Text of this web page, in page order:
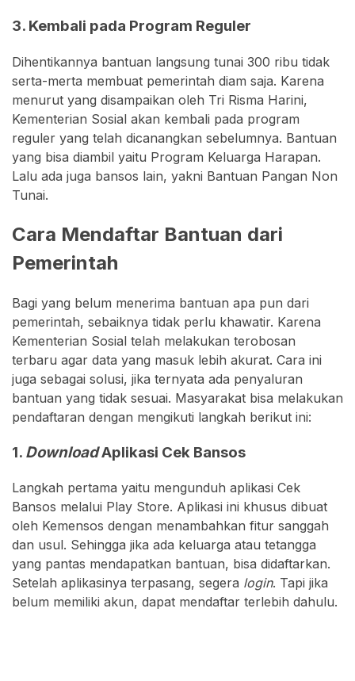
3. Kembali pada Program Reguler
Dihentikannya bantuan langsung tunai 300 ribu tidak
serta-merta membuat pemerintah diam saja. Karena
menurut yang disampaikan oleh Tri Risma Harini,
Kementerian Sosial akan kembali pada program
reguler yang telah dicanangkan sebelumnya. Bantuan
yang bisa diambil yaitu Program Keluarga Harapan.
Lalu ada juga bansos lain, yakni Bantuan Pangan Non
Tunai.
Cara Mendaftar Bantuan dari
Pemerintah
Bagi yang belum menerima bantuan apa pun dari
pemerintah, sebaiknya tidak perlu khawatir. Karena
Kementerian Sosial telah melakukan terobosan
terbaru agar data yang masuk lebih akurat. Cara ini
juga sebagai solusi, jika ternyata ada penyaluran
bantuan yang tidak sesuai. Masyarakat bisa melakukan
pendaftaran dengan mengikuti langkah berikut ini:
1. DownloadAplikasi Cek Bansos
Langkah pertama yaitu mengunduh aplikasi Cek
Bansos melalui Play Store. Aplikasi ini khusus dibuat
oleh Kemensos dengan menambahkan fitur sanggah
dan usul. Sehingga jika ada keluarga atau tetangga
yang pantas mendapatkan bantuan, bisa didaftarkan.
Setelah aplikasinya terpasang, segera login. Tapi jika
belum memiliki akun, dapat mendaftar terlebih dahulu.